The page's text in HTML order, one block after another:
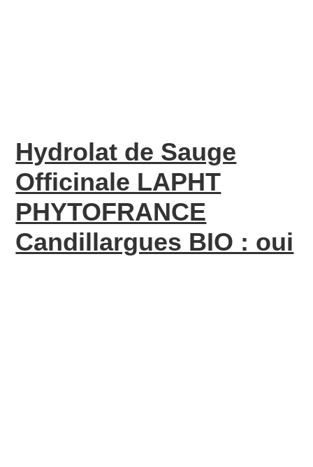
Hydrolat de Sauge
Officinale LAPHT
PHYTOFRANCE
Candillargues BIO : oui